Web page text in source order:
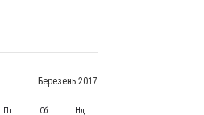
Березень 2017
Пт Сб Нд